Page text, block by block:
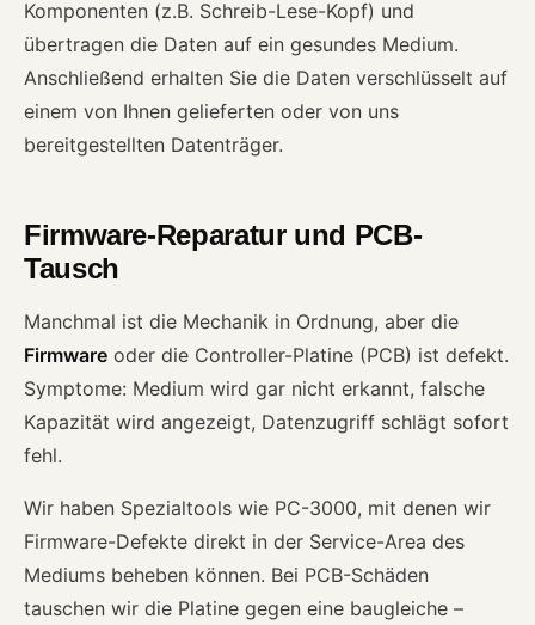
Komponenten (z.B. Schreib-Lese-Kopf) und
übertragen die Daten auf ein gesundes Medium.
Anschließend erhalten Sie die Daten verschlüsselt auf
einem von Ihnen gelieferten oder von uns
bereitgestellten Datenträger.
Firmware-Reparatur und PCB-
Tausch
Manchmal ist die Mechanik in Ordnung, aber die
Firmware oder die Controller-Platine (PCB) ist defekt.
Symptome: Medium wird gar nicht erkannt, falsche
Kapazität wird angezeigt, Datenzugriff schlägt sofort
fehl.
Wir haben Spezialtools wie PC-3000, mit denen wir
Firmware-Defekte direkt in der Service-Area des
Mediums beheben können. Bei PCB-Schäden
tauschen wir die Platine gegen eine baugleiche –